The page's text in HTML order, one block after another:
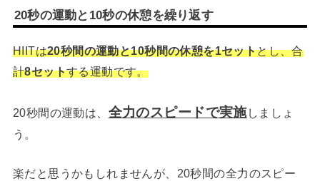
20秒の運動と10秒の休憩を繰り返す
HIITは20秒間の運動と10秒間の休憩を1セットとし、合
計8セットする運動です。
20秒間の運動は、 全力のスピードで実施しましょ
う。
楽だと思うかもしれませんが、20秒間の全力のスピー